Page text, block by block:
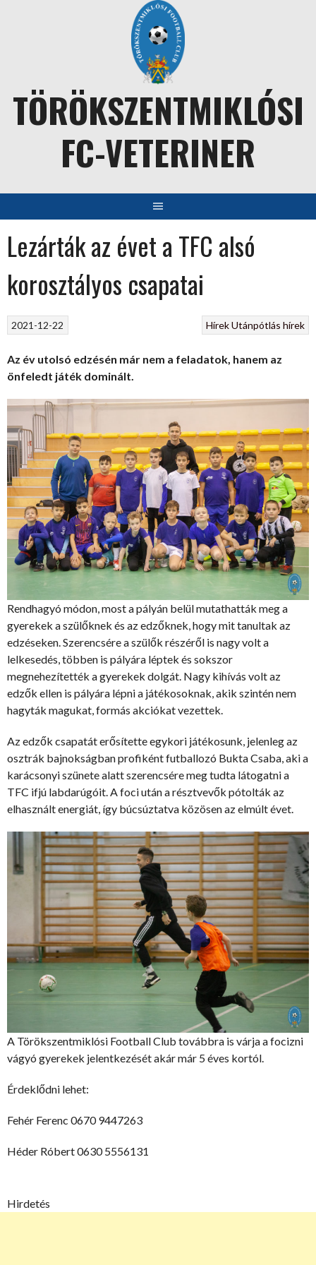
TÖRÖKSZENTMIKLÓSI
FC-VETERINER
Lezárták az évet a TFC alsó
korosztályos csapatai
HírekUtánpótlás hírek
2021-12-22
Az év utolsó edzésén már nem a feladatok, hanem az
önfeledt játék dominált.
Rendhagyó módon, most a pályán belül mutathatták meg a
gyerekek a szülőknek és az edzőknek, hogy mit tanultak az
edzéseken. Szerencsére a szülők részéről is nagy volt a
lelkesedés, többen is pályára léptek és sokszor
megnehezítették a gyerekek dolgát. Nagy kihívás volt az
edzők ellen is pályára lépni a játékosoknak, akik szintén nem
hagyták magukat, formás akciókat vezettek.
Az edzők csapatát erősítette egykori játékosunk, jelenleg az
osztrák bajnokságban profiként futballozó Bukta Csaba, aki a
karácsonyi szünete alatt szerencsére meg tudta látogatni a
TFC ifjú labdarúgóit. A foci után a résztvevők pótolták az
elhasznált energiát, így búcsúztatva közösen az elmúlt évet.
A Törökszentmiklósi Football Club továbbra is várja a focizni
vágyó gyerekek jelentkezését akár már 5 éves kortól.
Érdeklődni lehet:
Fehér Ferenc 0670 9447263
Héder Róbert 0630 5556131
Hirdetés